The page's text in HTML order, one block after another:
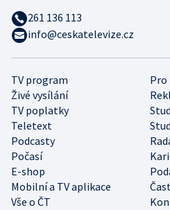
TV program
Pro
Živé vysílání
TV poplatky
Teletext
Podcasty
Počasí
E-shop
Mobilní a TV aplikace
Vše o ČT
261 136 113
info@ceskatelevize.cz